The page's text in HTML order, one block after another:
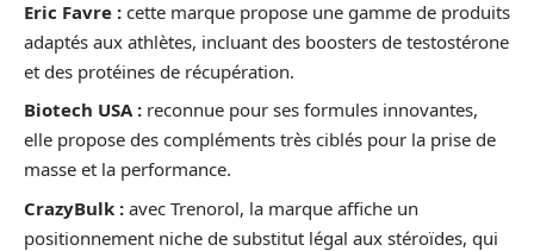
Eric Favre : cette marque propose une gamme de produits
adaptés aux athlètes, incluant des boosters de testostérone
et des protéines de récupération.
Biotech USA : reconnue pour ses formules innovantes,
elle propose des compléments très ciblés pour la prise de
masse et la performance.
CrazyBulk : avec Trenorol, la marque affiche un
positionnement niche de substitut légal aux stéroïdes, qui